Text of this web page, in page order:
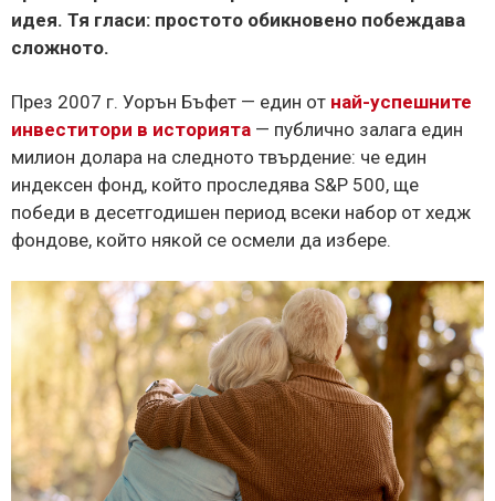
идея. Тя гласи: простото обикновено побеждава
сложното.
През 2007 г. Уорън Бъфет — един от най-успешните
инвеститори в историята — публично залага един
милион долара на следното твърдение: че един
индексен фонд, който проследява S&P 500, ще
победи в десетгодишен период всеки набор от хедж
фондове, който някой се осмели да избере.